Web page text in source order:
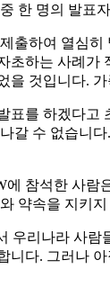
한 명의 발표
출하여 열심
초하는 사례
을 것입니다.
표를 하겠다
갈 수 없습니
참석한 사람
약속을 지키
우리나라 사람
니다. 그러나